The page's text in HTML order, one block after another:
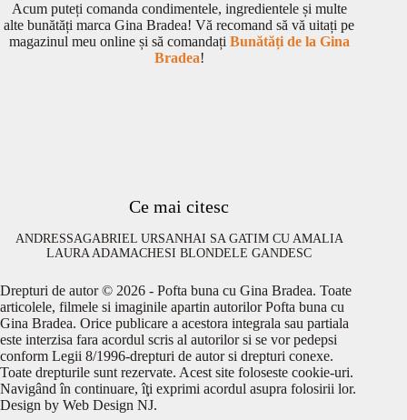
Acum puteți comanda condimentele, ingredientele și multe
alte bunătăți marca Gina Bradea! Vă recomand să vă uitați pe
magazinul meu online și să comandați Bunătăți de la Gina
Bradea!
Ce mai citesc
ANDRESSAGABRIEL URSANHAI SA GATIM CU AMALIA
LAURA ADAMACHESI BLONDELE GANDESC
Drepturi de autor © 2026 - Pofta buna cu Gina Bradea. Toate
articolele, filmele si imaginile apartin autorilor Pofta buna cu
Gina Bradea. Orice publicare a acestora integrala sau partiala
este interzisa fara acordul scris al autorilor si se vor pedepsi
conform Legii 8/1996-drepturi de autor si drepturi conexe.
Toate drepturile sunt rezervate. Acest site foloseste cookie-uri.
Navigând în continuare, îţi exprimi acordul asupra folosirii lor.
Design by Web Design NJ.